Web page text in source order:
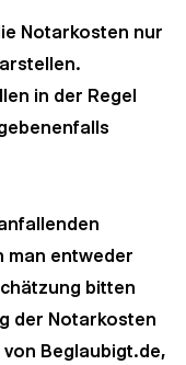
Notarkosten nur
in der Regel
man entweder
bitten
der Notarkosten
von Beglaubigt.de,